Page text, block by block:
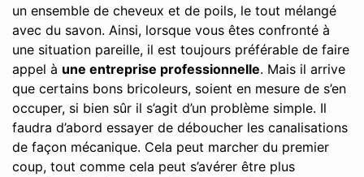
un ensemble de cheveux et de poils, le tout mélangé
avec du savon. Ainsi, lorsque vous êtes confronté à
une situation pareille, il est toujours préférable de faire
appel à une entreprise professionnelle. Mais il arrive
que certains bons bricoleurs, soient en mesure de s’en
occuper, si bien sûr il s’agit d’un problème simple. Il
faudra d’abord essayer de déboucher les canalisations
de façon mécanique. Cela peut marcher du premier
coup, tout comme cela peut s’avérer être plus